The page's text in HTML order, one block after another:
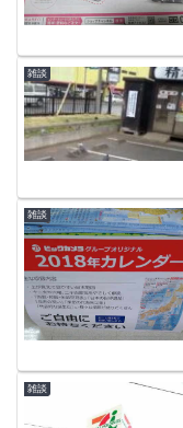
雑談
雑談
雑談